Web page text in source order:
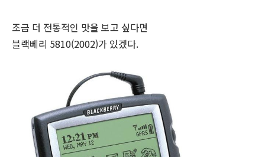
조금 더 전통적인 맛을 보고 싶다면
블랙베리 5810(2002)가 있겠다.